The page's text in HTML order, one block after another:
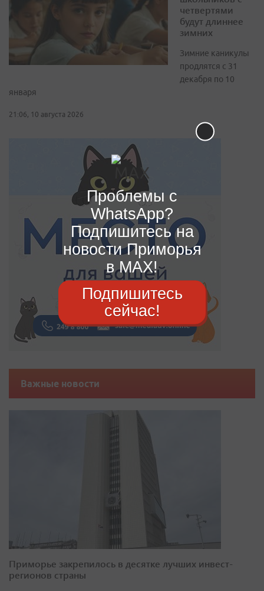
четвертями
будут длиннее
зимних
Зимние каникулы
продлятся с 31
декабря по 10
января
21:06, 10 августа 2026
Важные новости
Приморье закрепилось в десятке лучших инвест-
регионов страны
Проблемы с
WhatsApp?
Подпишитесь на
новости Приморья
в MAX!
Подпишитесь
сейчас!